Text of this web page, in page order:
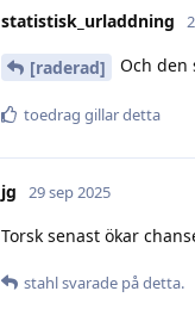
statistisk_urladdning
[raderad] Och den
toedrag gillar detta
jg 29 sep 2025
Torsk senast ökar
stahlsvarade på detta.